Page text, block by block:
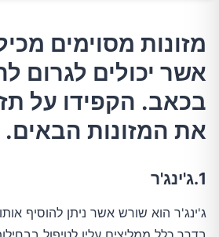
להקלה בכאב. הקפידו על
המזונות הבאים.
מזונות מסוימים
אשר יכולים לגרום
בכאב. הקפידו על
את המזונות הבאים.
1.ג'ינג'ר
ג'ינג'ר הוא שורש אשר ניתן להוסיף